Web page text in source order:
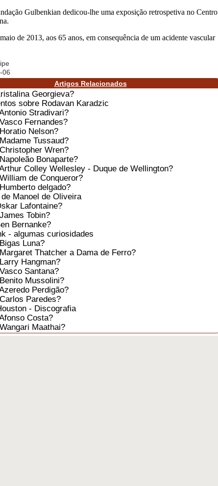
Gulbenkian dedicou-lhe uma exposição retrospetiva no Centro
de 2013, aos 65 anos, em consequência de um acidente vascular
06
Artigos Relacionados
Georgieva?
sobre Rodavan Karadzic
Stradivari?
Fernandes?
Nelson?
Tussaud?
Wren?
Bonaparte?
Colley Wellesley - Duque de Wellington?
de Conqueror?
delgado?
Manoel de Oliveira
Lafontaine?
Tobin?
Bernanke?
- algumas curiosidades
Luna?
Thatcher a Dama de Ferro?
Hangman?
Santana?
Mussolini?
Perdigão?
Paredes?
- Discografia
Costa?
Maathai?